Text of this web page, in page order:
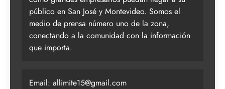
público en San José y Montevideo. Somos el
medio de prensa número uno de la zona,
conectando a la comunidad con la información
que importa.
Email: allimite15@gmail.com